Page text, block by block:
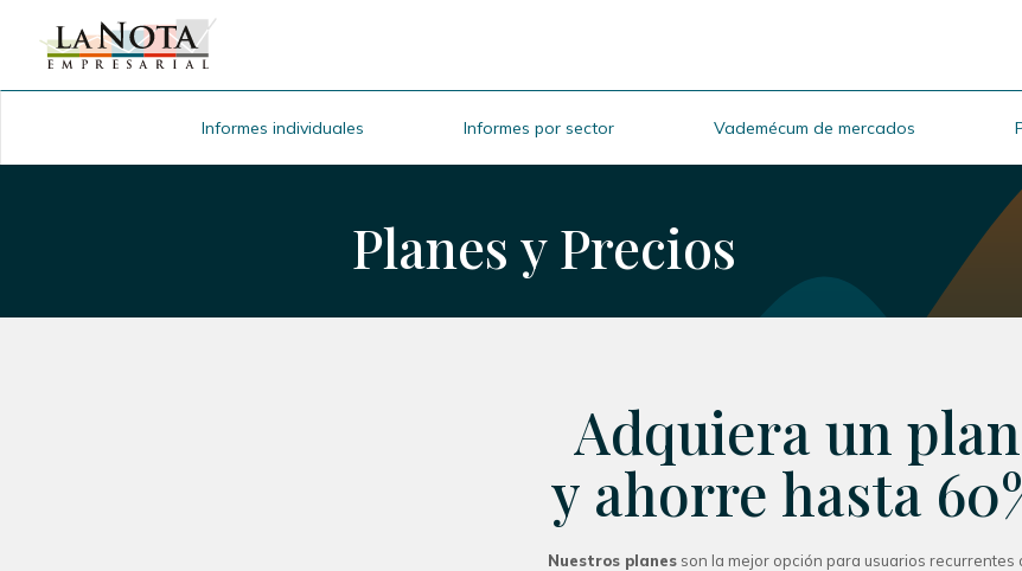
Informes individuales Informes por sector Vademécum de mercados
Planes y Precios
Adquiera un plan
y ahorre hasta
Nuestros planes son la mejor opción para usuarios recurrentes